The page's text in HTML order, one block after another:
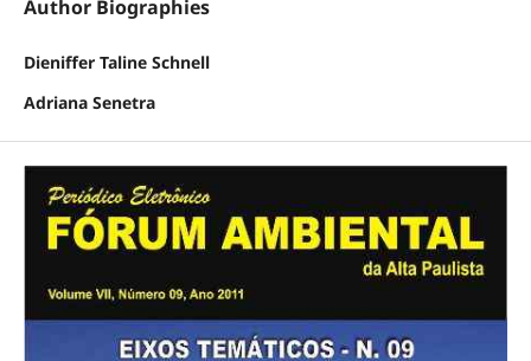
Author Biographies
Dieniffer Taline Schnell
Adriana Senetra